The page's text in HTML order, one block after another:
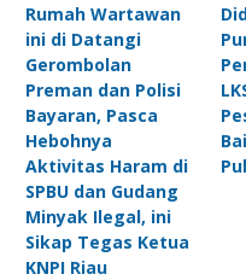
Rumah Wartawan
ini di Datangi
Gerombolan
Preman dan Polisi
Bayaran, Pasca
Hebohnya
Aktivitas Haram di
SPBU dan Gudang
Minyak Ilegal, ini
Sikap Tegas Ketua
KNPI Riau